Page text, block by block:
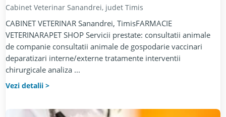
Cabinet Veterinar Sanandrei, judet Timis
CABINET VETERINAR Sanandrei, TimisFARMACIE
VETERINARAPET SHOP Servicii prestate: consultatii animale
de companie consultatii animale de gospodarie vaccinari
deparatizari interne/externe tratamente interventii
chirurgicale analiza ...
Vezi detalii